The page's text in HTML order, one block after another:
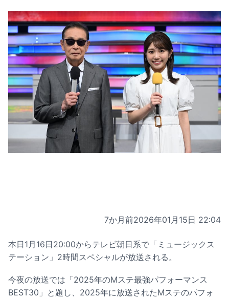
7か月前2026年01月15日 22:04
本日1月16日20:00からテレビ朝日系で「ミュージックス
テーション」2時間スペシャルが放送される。
今夜の放送では「2025年のMステ最強パフォーマンス
BEST30」と題し、2025年に放送されたMステのパフォ